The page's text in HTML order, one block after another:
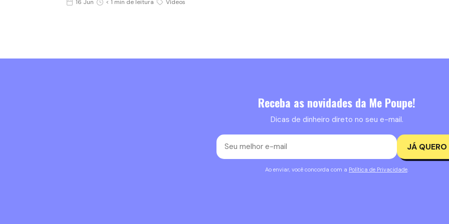
16 Jun < 1 min de leitura Vídeos
Receba as novidades da Me Poupe!
Dicas de dinheiro direto no seu e-mail.
JÁ QUERO
Ao enviar, você concorda com a Política de Privacidade